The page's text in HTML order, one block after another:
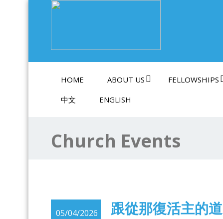
HOME ABOUT US FELLOWSHIPS
中文
ENGLISH
Church Events
05/04/2026 跟從那復活主的道